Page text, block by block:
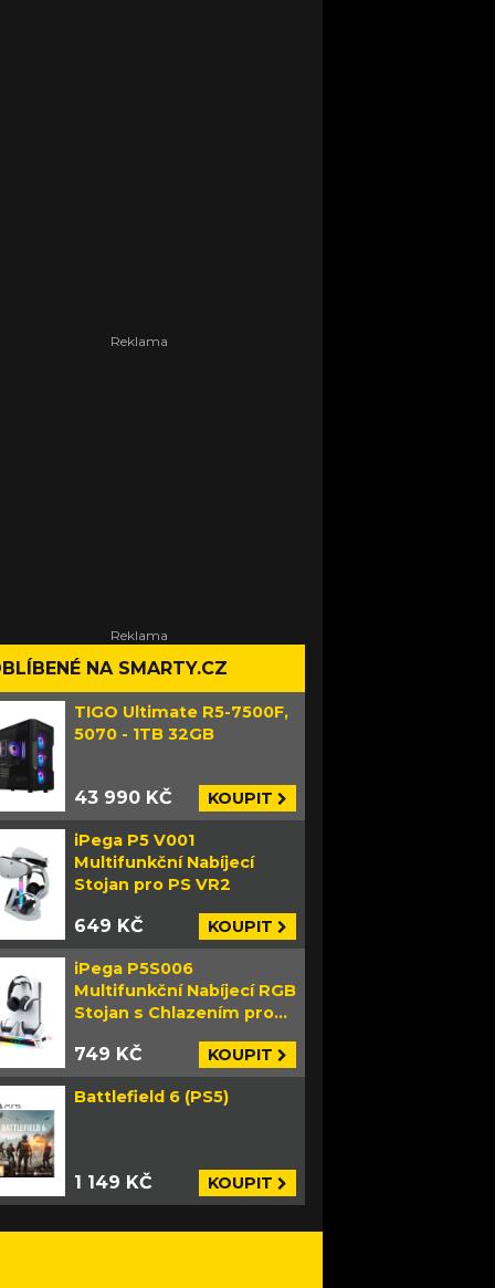
NA SMARTY.CZ
TIGO Ultimate R5-7500F,
5070 - 1TB 32GB
43 990 KČ KOUPIT
iPega P5 V001
Multifunkční Nabíjecí
Stojan pro PS VR2
649 KČ KOUPIT
iPega P5S006
Multifunkční Nabíjecí RGB
Stojan s Chlazením pro
749 KČ KOUPIT
Battlefield 6 (PS5)
1 149 KČ KOUPIT